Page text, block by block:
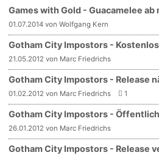
Games with Gold - Guacamelee
01.07.2014 von Wolfgang Kern
Gotham City Impostors -
21.05.2012 von Marc Friedrichs
Gotham City Impostors - Release
01.02.2012 von Marc Friedrichs 1
Gotham City Impostors -
26.01.2012 von Marc Friedrichs
Gotham City Impostors - Release